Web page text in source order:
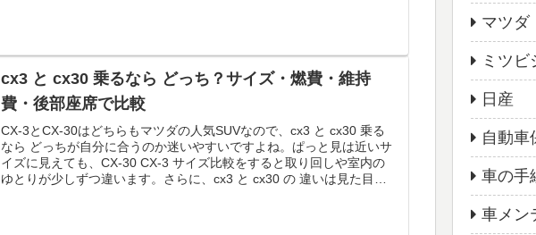
cx3 と cx30 乗るなら どっち？サイズ・燃費・維持
費・後部座席で比較
CX-3とCX-30はどちらもマツダの人気SUVなので、cx3 と cx30 乗る
なら どっちが自分に合うのか迷いやすいですよね。ぱっと見は近いサ
イズに見えても、CX-30 CX-3 サイズ比較をすると取り回しや室内の
ゆとりが少しずつ違います。さらに、cx3 と cx30 の 違いは見た目だ
マツダ
ミツビ
日産
自動車
車の手
車メン